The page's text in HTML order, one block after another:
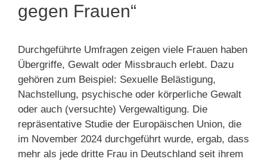
gegen Frauen“
Durchgeführte Umfragen zeigen viele Frauen haben
Übergriffe, Gewalt oder Missbrauch erlebt. Dazu
gehören zum Beispiel: Sexuelle Belästigung,
Nachstellung, psychische oder körperliche Gewalt
oder auch (versuchte) Vergewaltigung. Die
repräsentative Studie der Europäischen Union, die
im November 2024 durchgeführt wurde, ergab, dass
mehr als jede dritte Frau in Deutschland seit ihrem